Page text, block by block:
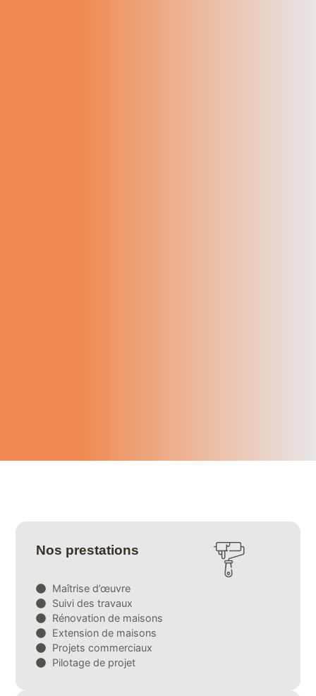
Nos prestations
Maîtrise d’œuvre
Suivi des travaux
Rénovation de maisons
Extension de maisons
Projets commerciaux
Pilotage de projet